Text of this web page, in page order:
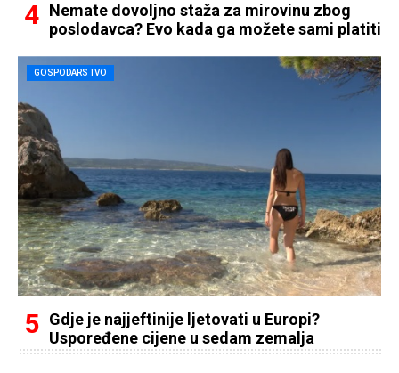
Nemate dovoljno staža za mirovinu zbog
poslodavca? Evo kada ga možete sami platiti
GOSPODARSTVO
Gdje je najjeftinije ljetovati u Europi?
Uspoređene cijene u sedam zemalja